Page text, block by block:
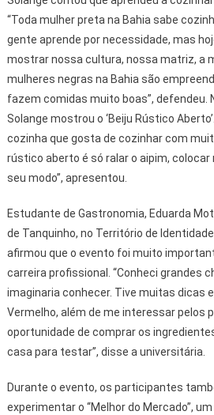
“Toda mulher preta na Bahia sabe
gente aprende por necessidade, mas
mostrar nossa cultura, nossa matriz, a
mulheres negras na Bahia são
fazem comidas muito boas”, defendeu.
Solange mostrou o ‘Beiju Rústico
cozinha que gosta de cozinhar com
rústico aberto é só ralar o aipim, colocar
seu modo”, apresentou.
Estudante de Gastronomia, Eduarda
de Tanquinho, no Território de
afirmou que o evento foi muito
carreira profissional. “Conheci grandes
imaginaria conhecer. Tive muitas dicas
Vermelho, além de me interessar pelos
oportunidade de comprar os
casa para testar”, disse a universitária.
Durante o evento, os participantes
experimentar o “Melhor do Mercado”,